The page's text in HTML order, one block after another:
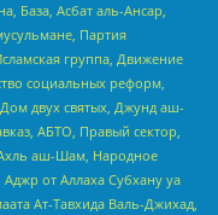
База, Асбат аль-Ансар,
Партия
группа, Движение
социальных реформ,
двух святых, Джунд аш-
АБТО, Правый сектор,
Ахль аш-Шам, Народное
от Аллаха Субхану уа
Ат-Тавхида Валь-Джихад,